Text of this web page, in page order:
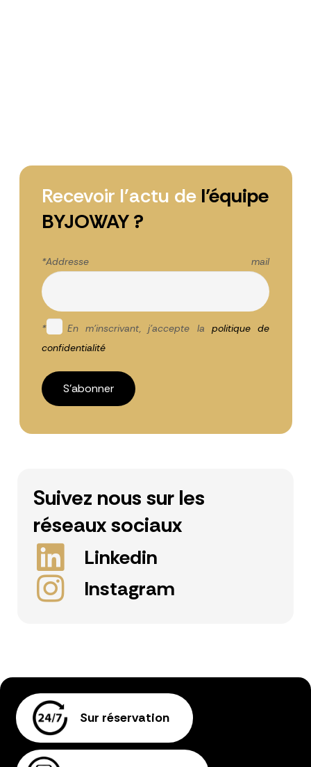
Recevoir l’actu de l’équipe
BYJOWAY ?
*Addresse mail
* En m'inscrivant, j'accepte la politique de
confidentialité
Suivez nous sur les
réseaux sociaux
Linkedin
Instagram
Sur réservation